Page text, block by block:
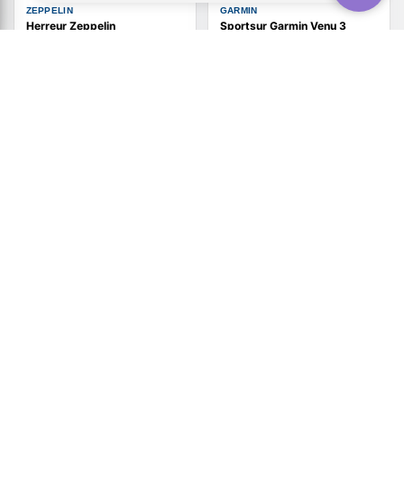
ZEPPELIN
Herreur Zeppelin
GARMIN
Sportsur Garmin Venu 3